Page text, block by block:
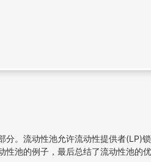
。流动性池允许流动性提供者
池的例子，最后总结了流动性池的优